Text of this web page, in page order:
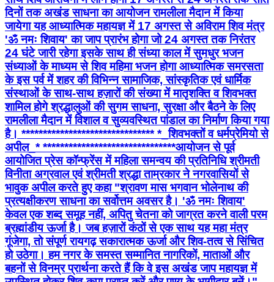
दिनों तक अखंड साधना का आयोजन रामलीला मैदान में किया
जायेगा यह ​आध्यात्मिक महायज्ञ में 17 अगस्त से अविराम शिव मंत्र
'ॐ नमः शिवाय' का जाप प्रारंभ होगा जो 24 अगस्त तक निरंतर
24 घंटे जारी रहेगा इसके साथ ही संध्या काल में सुमधुर भजन
संध्याओं के माध्यम से शिव महिमा भजन होगा आध्यात्मिक समरसता
के इस पर्व में शहर की विभिन्न सामाजिक, सांस्कृतिक एवं धार्मिक
संस्थाओं के साथ-साथ हज़ारों की संख्या में मातृशक्ति व शिवभक्त
शामिल होगे श्रद्धालुओं की सुगम साधना, सुरक्षा और बैठने के लिए
रामलीला मैदान में विशाल व सुव्यवस्थित पांडाल का निर्माण किया गया
है। ******************************* *_​शिवभक्तों व धर्मप्रेमियो से
अपील_* ******************************* ​आयोजन से पूर्व
आयोजित प्रेस कॉन्फ्रेंस में महिला समन्वय की प्रतिनिधि श्रीमती
विनीता अग्रवाल एवं श्रीमती श्रद्धा ताम्रकार ने नगरवासियों से
भावुक अपील करते हुए कहा ​"श्रावण मास भगवान भोलेनाथ की
प्रत्यक्षीकरण साधना का सर्वोत्तम अवसर है। 'ॐ नमः शिवाय'
केवल एक शब्द समूह नहीं, अपितु चेतना को जाग्रत करने वाली परम
ब्रह्मांडीय ऊर्जा है। जब हज़ारों कंठों से एक साथ यह महा मंत्र
गूंजेगा, तो संपूर्ण रायगढ़ सकारात्मक ऊर्जा और शिव-तत्व से सिंचित
हो उठेगा। हम नगर के समस्त सम्मानित नागरिकों, माताओं और
बहनों से विनम्र प्रार्थना करते हैं कि वे इस अखंड जाप महायज्ञ में